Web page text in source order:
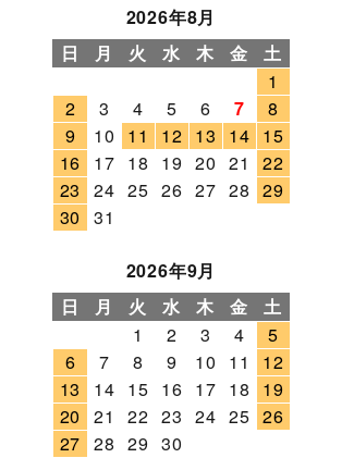
2026年8月
日
月 火 水 木 金
土
1
2
3 4 5 6 7
8
9
10 11 12 13 14 15
16
17 18 19 20 21
22
23
24 25 26 27 28 29
30
31
2026年9月
日
月 火 水 木 金
土
1
2 3 4
5
6
7 8 9 10 11
12
13
14 15 16 17 18
19
20
21 22 23 24 25 26
27 28 29 30